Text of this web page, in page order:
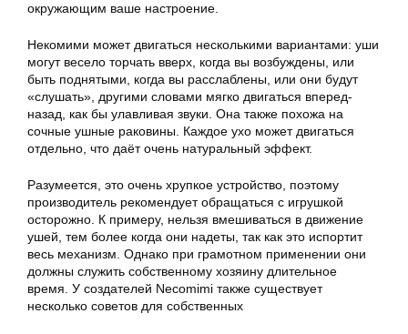
окружающим ваше настроение.
Некомими может двигаться несколькими вариантами: уши
могут весело торчать вверх, когда вы возбуждены, или
быть поднятыми, когда вы расслаблены, или они будут
«слушать», другими словами мягко двигаться вперед-
назад, как бы улавливая звуки. Она также похожа на
сочные ушные раковины. Каждое ухо может двигаться
отдельно, что даёт очень натуральный эффект.
Разумеется, это очень хрупкое устройство, поэтому
производитель рекомендует обращаться с игрушкой
осторожно. К примеру, нельзя вмешиваться в движение
ушей, тем более когда они надеты, так как это испортит
весь механизм. Однако при грамотном применении они
должны служить собственному хозяину длительное
время. У создателей Necomimi также существует
несколько советов для собственных